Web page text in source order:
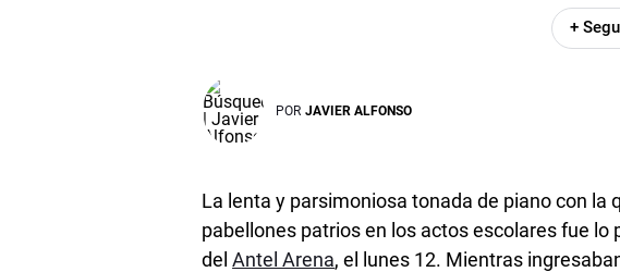
+
POR JAVIER ALFONSO
La lenta y parsimoniosa tonada de piano con la
pabellones patrios en los actos escolares fue lo
delAntel Arena, el lunes 12. Mientras